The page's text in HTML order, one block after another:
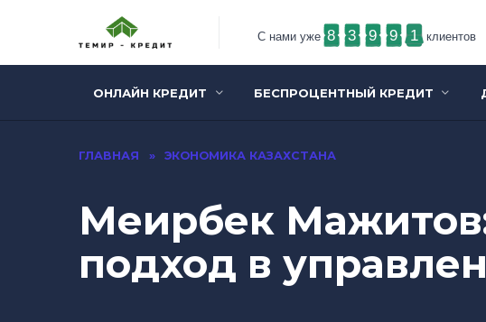
С нами уже 8 3 9 9 1 клиентов
ОНЛАЙН КРЕДИТ БЕСПРОЦЕНТНЫЙ КРЕДИТ
ГЛАВНАЯ » ЭКОНОМИКА КАЗАХСТАНА
Меирбек
подход в